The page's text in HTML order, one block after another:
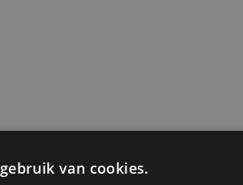
van cookies.